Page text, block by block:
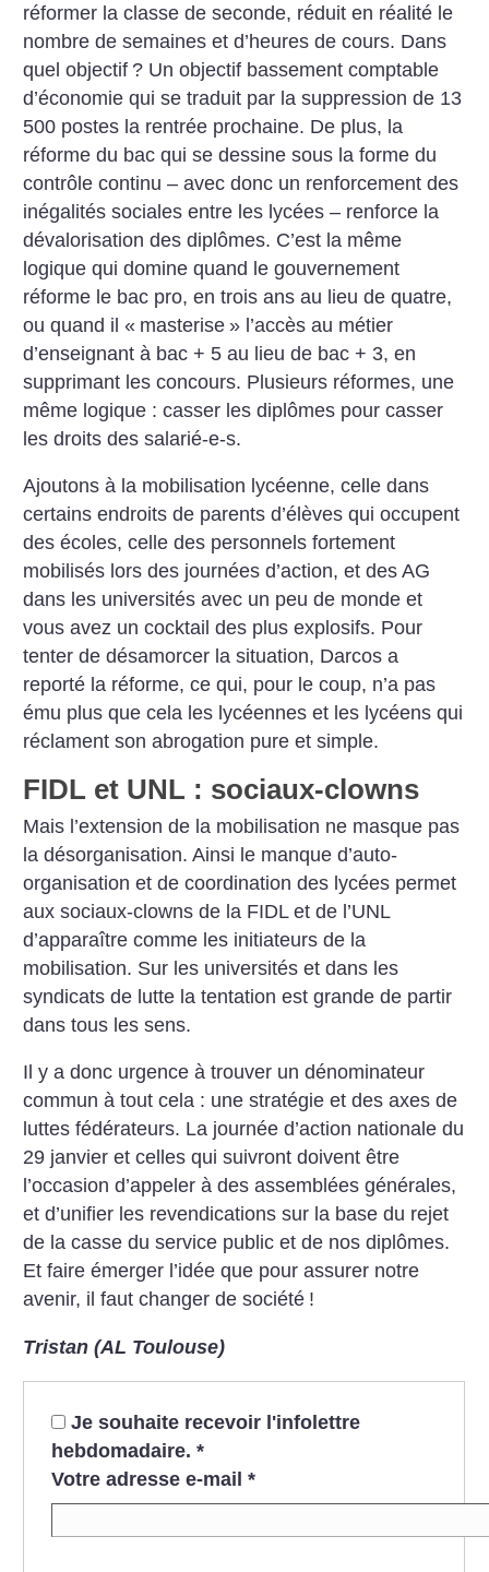
réformer la classe de seconde, réduit en réalité le
nombre de semaines et d’heures de cours. Dans
quel objectif ? Un objectif bassement comptable
d’économie qui se traduit par la suppression de 13
500 postes la rentrée prochaine. De plus, la
réforme du bac qui se dessine sous la forme du
contrôle continu – avec donc un renforcement des
inégalités sociales entre les lycées – renforce la
dévalorisation des diplômes. C’est la même
logique qui domine quand le gouvernement
réforme le bac pro, en trois ans au lieu de quatre,
ou quand il « masterise » l’accès au métier
d’enseignant à bac + 5 au lieu de bac + 3, en
supprimant les concours. Plusieurs réformes, une
même logique : casser les diplômes pour casser
les droits des salarié-e-s.
Ajoutons à la mobilisation lycéenne, celle dans
certains endroits de parents d’élèves qui occupent
des écoles, celle des personnels fortement
mobilisés lors des journées d’action, et des AG
dans les universités avec un peu de monde et
vous avez un cocktail des plus explosifs. Pour
tenter de désamorcer la situation, Darcos a
reporté la réforme, ce qui, pour le coup, n’a pas
ému plus que cela les lycéennes et les lycéens qui
réclament son abrogation pure et simple.
FIDL et UNL : sociaux-clowns
Mais l’extension de la mobilisation ne masque pas
la désorganisation. Ainsi le manque d’auto-
organisation et de coordination des lycées permet
aux sociaux-clowns de la FIDL et de l’UNL
d’apparaître comme les initiateurs de la
mobilisation. Sur les universités et dans les
syndicats de lutte la tentation est grande de partir
dans tous les sens.
Il y a donc urgence à trouver un dénominateur
commun à tout cela : une stratégie et des axes de
luttes fédérateurs. La journée d’action nationale du
29 janvier et celles qui suivront doivent être
l’occasion d’appeler à des assemblées générales,
et d’unifier les revendications sur la base du rejet
de la casse du service public et de nos diplômes.
Et faire émerger l’idée que pour assurer notre
avenir, il faut changer de société !
Tristan (AL Toulouse)
Je souhaite recevoir l'infolettre
hebdomadaire. *
Votre adresse e-mail *